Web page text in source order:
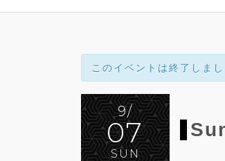
このイベントは終了しまし
9/
07
SUN